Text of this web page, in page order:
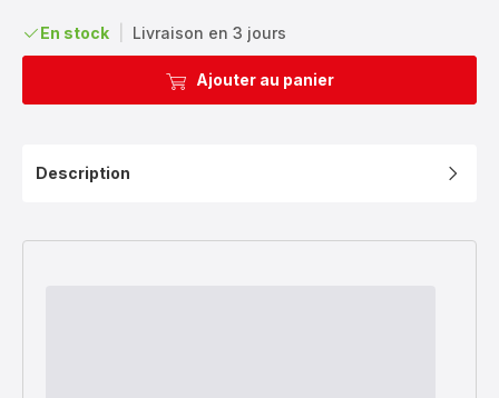
En stock Livraison en 3 jours
Ajouter au panier
Description